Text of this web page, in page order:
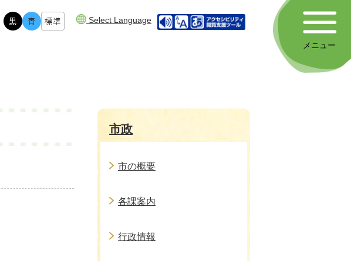
Select Language
メニュー
市政
市の概要
各課案内
行政情報